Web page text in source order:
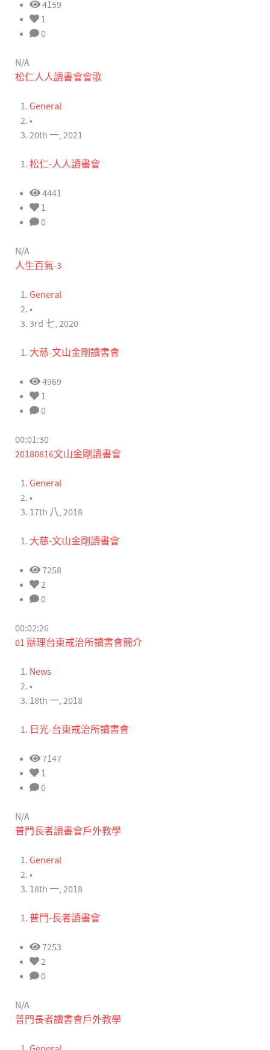
4159
1
0
N/A
松仁人人讀書會會歌
General
•
20th 一, 2021
松仁-人人讀書會
4441
1
0
N/A
人生百氣-3
General
•
3rd 七, 2020
大慈-文山金剛讀書會
4969
1
0
00:01:30
20180816文山金剛讀書會
General
•
17th 八, 2018
大慈-文山金剛讀書會
7258
2
0
00:02:26
01 辦理台東戒治所讀書會簡介
News
•
18th 一, 2018
日光-台東戒治所讀書會
7147
1
0
N/A
普門長者讀書會戶外教學
General
•
18th 一, 2018
普門-長者讀書會
7253
2
0
N/A
普門長者讀書會戶外教學